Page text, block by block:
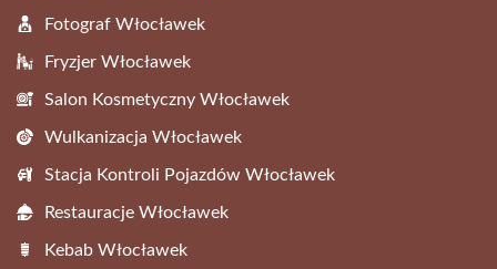
Fotograf Włocławek
Fryzjer Włocławek
Salon Kosmetyczny Włocławek
Wulkanizacja Włocławek
Stacja Kontroli Pojazdów Włocławek
Restauracje Włocławek
Kebab Włocławek